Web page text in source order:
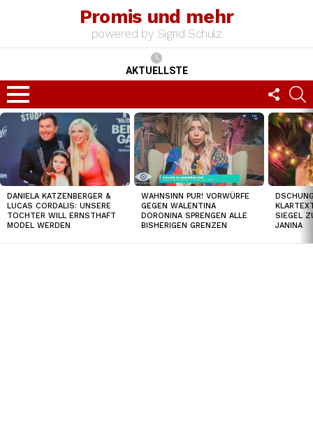
Promis und mehr
powered by Sigrid Schulz
AKTUELLSTE
Menu
US
TOP
NEWS
DANIELA KATZENBERGER &
LUCAS CORDALIS: UNSERE
TOCHTER WILL ERNSTHAFT
MODEL WERDEN
WAHNSINN PUR! VORWÜRFE
GEGEN WALENTINA
DORONINA SPRENGEN ALLE
BISHERIGEN GRENZEN
SIEGEL
JANINA